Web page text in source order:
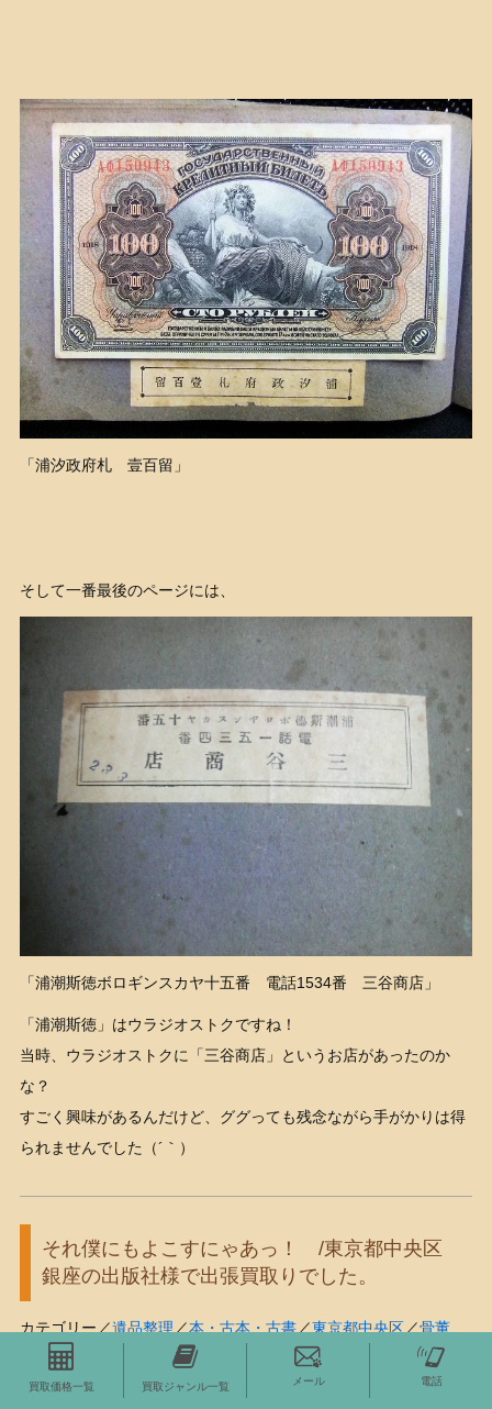
買取価格一覧 買取ジャンル一覧 メール 電話
「浦汐政府札 壹百留」
そして一番最後のページには、
「浦潮斯徳ボロギンスカヤ十五番 電話1534番 三谷商店」
「浦潮斯徳」はウラジオストクですね！
当時、ウラジオストクに「三谷商店」というお店があったのか
な？
すごく興味があるんだけど、ググっても残念ながら手がかりは得
られませんでした（´｀）
それ僕にもよこすにゃあっ！ /東京都中央区
銀座の出版社様で出張買取りでした。
カテゴリー／遺品整理／本・古本・古書／東京都中央区／骨董
品・古いもの
レトロなおもちゃ
ブルーレイ・DVD・CD・ゲ
ーム／当店の癒しの看板猫